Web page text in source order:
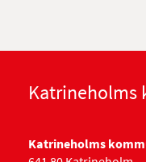
Katrineholms
Katrineholms